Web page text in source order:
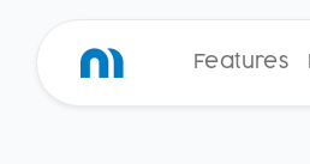
Features